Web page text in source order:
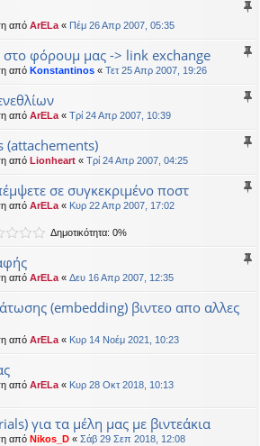
από ArELa « Πέμ 26 Απρ 2007, 05:35
στο φόρουμ μας -> link exchange
από Konstantinos « Τετ 25 Απρ 2007, 19:26
από ArELa « Τρί 24 Απρ 2007, 10:39
(attachements)
από Lionheart « Τρί 24 Απρ 2007, 04:25
σε συγκεκριμένο ποστ
από ArELa « Κυρ 22 Απρ 2007, 17:02
Δημοτικότητα: 0%
από ArELa « Δευ 16 Απρ 2007, 12:35
(embedding) βιντεο απο αλλες
από ArELa « Κυρ 14 Νοέμ 2021, 10:23
από ArELa « Κυρ 28 Οκτ 2018, 10:13
για τα μέλη μας με βιντεάκια
από Nikos_D « Σάβ 29 Σεπ 2018, 12:08